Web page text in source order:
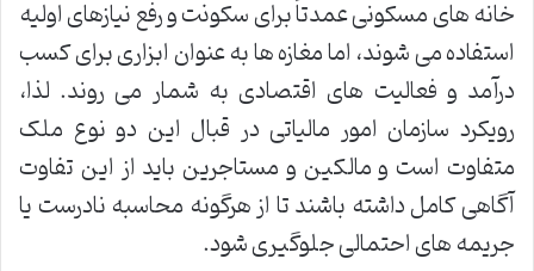
خانه های مسکونی عمدتاً برای سکونت و رفع نیازهای اولیه
استفاده می شوند، اما مغازه ها به عنوان ابزاری برای کسب
درآمد و فعالیت های اقتصادی به شمار می روند. لذا،
رویکرد سازمان امور مالیاتی در قبال این دو نوع ملک
متفاوت است و مالکین و مستاجرین باید از این تفاوت
آگاهی کامل داشته باشند تا از هرگونه محاسبه نادرست یا
جریمه های احتمالی جلوگیری شود.